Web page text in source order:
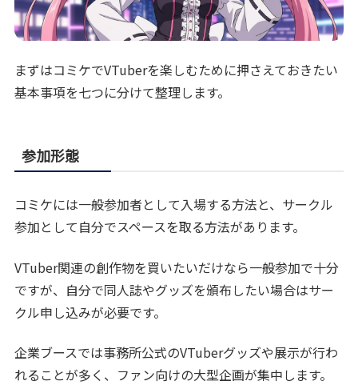
まずはコミケでVTuberを楽しむために押さえておきたい
基本事項を七つに分けて整理します。
参加形態
コミケには一般参加者として入場する方法と、サークル
参加として自分でスペースを取る方法があります。
VTuber関連の創作物を買いたいだけなら一般参加で十分
ですが、自分で同人誌やグッズを頒布したい場合はサー
クル申し込みが必要です。
企業ブースでは事務所公式のVTuberグッズや展示が行わ
れることが多く、ファン向けの大型企画が集中します。